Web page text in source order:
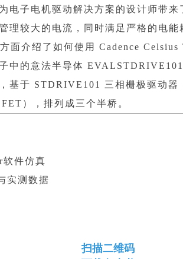
电子电机驱动解决方案的设计师带
理较大的电流，同时满足严格的电能
面介绍了如何使用 Cadence
中的意法半导体 EVALSTDRIVE101
基于 STDRIVE101 三相栅极驱动
），排列成三个半桥。
件仿真
实测数据
扫描二维码